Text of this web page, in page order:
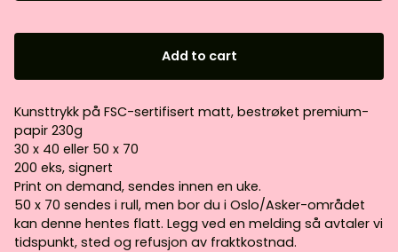
Add to cart
Kunsttrykk på FSC-sertifisert matt, bestrøket premium-
papir 230g
30 x 40 eller 50 x 70
200 eks, signert
Print on demand, sendes innen en uke.
50 x 70 sendes i rull, men bor du i Oslo/Asker-området
kan denne hentes flatt. Legg ved en melding så avtaler vi
tidspunkt, sted og refusjon av fraktkostnad.